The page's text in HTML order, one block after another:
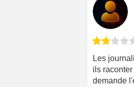
Les
ils
demande